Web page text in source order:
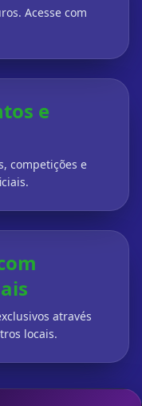
Acesse com
e
competições e
através
locais.